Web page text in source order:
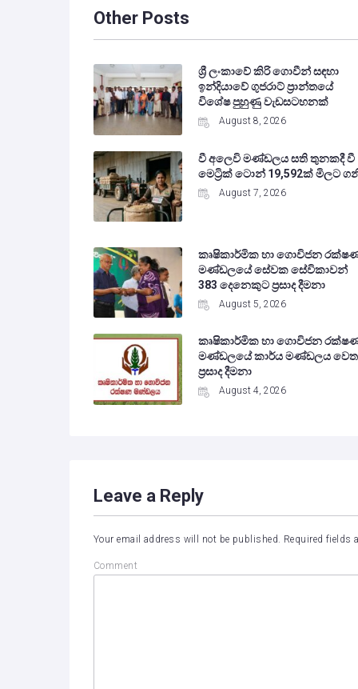
Other Posts
ශ්‍රී ලංකාවේ කිරි ගොවීන් සඳහා
ඉන්දියාවේ ගුජරාට් ප්‍රාන්තයේ
විශේෂ පුහුණු වැඩසටහනක්
August 8, 2026
වී අලෙවි මණ්ඩලය සති තුනකදී වී
මෙට්‍රික් ටොන් 19,592ක් මිලට
August 7, 2026
කෘෂිකාර්මික හා ගොවිජන
මණ්ඩලයේ සේවක සේවිකාවන්
383 දෙනෙකුට ප්‍රසාද දීමනා
August 5, 2026
කෘෂිකාර්මික හා ගොවිජන
මණ්ඩලයේ කාර්ය මණ්ඩලය වෙත
ප්‍රසාද දීමනා
August 4, 2026
Leave a Reply
Your email address will not be published. Required fields
Comment